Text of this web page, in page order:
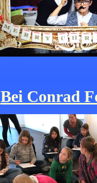
Bei Conrad